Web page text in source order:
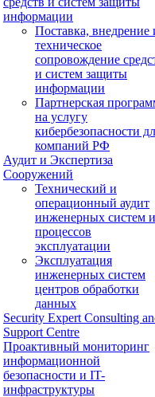
информации
Поставка, внедрение
техническое
сопровождение
и систем защиты
информации
Партнерская
на услугу
кибербезопасности
компаний РФ
Аудит и Экспертиза
Сооружений
Технический и
операционный аудит
инженерных систем и
процессов
эксплуатации
Эксплуатация
инженерных систем
центров обработки
данных
Security Expert Consulting
Support Centre
Проактивный мониторинг
информационной
безопасности и IT-
инфраструктуры